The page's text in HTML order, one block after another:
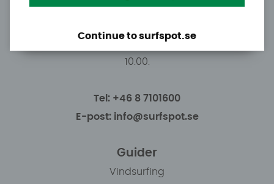
Söndag: Stängt
Du kan hämta ordrar efter överenskommelse från
10.00.
Tel: +46 8 7101600
E-post: info@surfspot.se
Guider
Vindsurfing
Continue to surfspot.se